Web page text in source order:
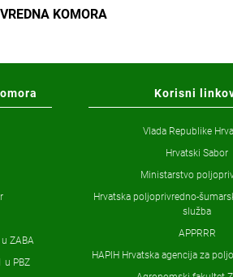
KOMORA
ZABA
u PBZ
Korisni
Vlada Republike
Hrvatski Sabor
Ministarstvo
Hrvatska poljoprivredno-
služba
APPRRR
HAPIH Hrvatska agencija za